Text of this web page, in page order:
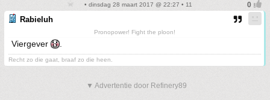
• dinsdag 28 maart 2017 @ 22:27 • 11
Rabieluh
Pronopower! Fight the ploon!
Viergever
Recht zo die gaat, braaf zo die heen.
▼ Advertentie door Refinery89